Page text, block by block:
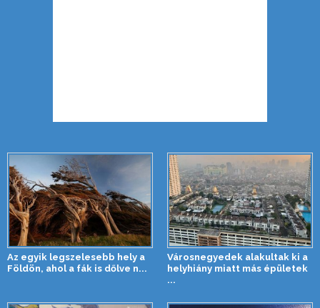
Az egyik legszelesebb hely a
Földön, ahol a fák is dőlve n...
Városnegyedek alakultak ki a
helyhiány miatt más épületek
...